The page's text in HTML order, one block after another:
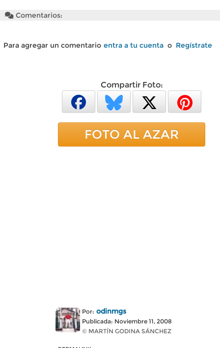
Comentarios:
Para agregar un comentario entra a tu cuenta o Regístrate
Compartir Foto:
FOTO AL AZAR
Por: odinmgs
Publicada: Noviembre 11, 2008
© MARTÍN GODINA SÁNCHEZ